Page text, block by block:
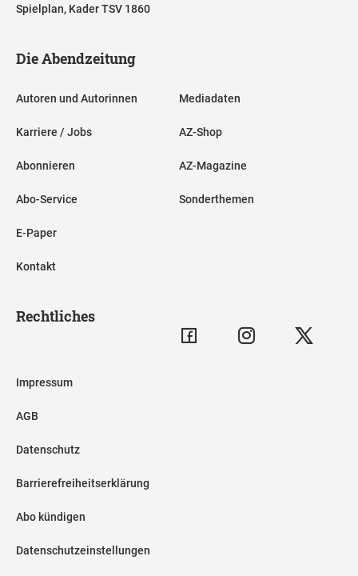
Spielplan, Kader TSV 1860
Die Abendzeitung
Autoren und Autorinnen
Karriere / Jobs
Abonnieren
Abo-Service
E-Paper
Kontakt
Mediadaten
AZ-Shop
AZ-Magazine
Sonderthemen
Rechtliches
Impressum
AGB
Datenschutz
Barrierefreiheitserklärung
Abo kündigen
Datenschutzeinstellungen